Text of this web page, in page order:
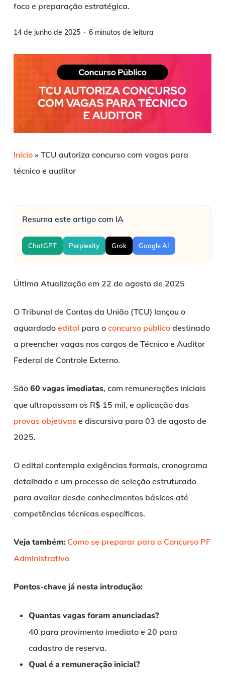
foco e preparação estratégica.
14 de junho de 2025 6 minutos de leitura
Início» TCU autoriza concurso com vagas para
técnico e auditor
Resuma este artigo com IA
ChatGPT Perplexity Grok Google AI
Última Atualização em 22 de agosto de 2025
O Tribunal de Contas da União (TCU) lançou o
aguardado edital para o concurso públicodestinado
a preencher vagas nos cargos de Técnico e Auditor
Federal de Controle Externo.
São 60 vagas imediatas, com remunerações iniciais
que ultrapassam os R$ 15 mil, e aplicação das
provas objetivase discursiva para 03 de agosto de
2025.
O edital contempla exigências formais, cronograma
detalhado e um processo de seleção estruturado
para avaliar desde conhecimentos básicos até
competências técnicas específicas.
Veja também: Como se preparar para o Concurso PF
Administrativo
Pontos-chave já nesta introdução:
Quantas vagas foram anunciadas?
40 para provimento imediato e 20 para
cadastro de reserva.
Qual é a remuneração inicial?